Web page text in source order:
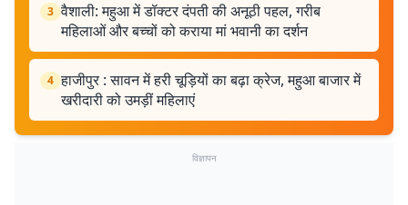
3 वैशाली: महुआ में डॉक्टर दंपती की अनूठी पहल, गरीब
महिलाओं और बच्चों को कराया मां भवानी का दर्शन
4 हाजीपुर : सावन में हरी चूड़ियों का बढ़ा क्रेज, महुआ बाजार में
खरीदारी को उमड़ीं महिलाएं
विज्ञापन